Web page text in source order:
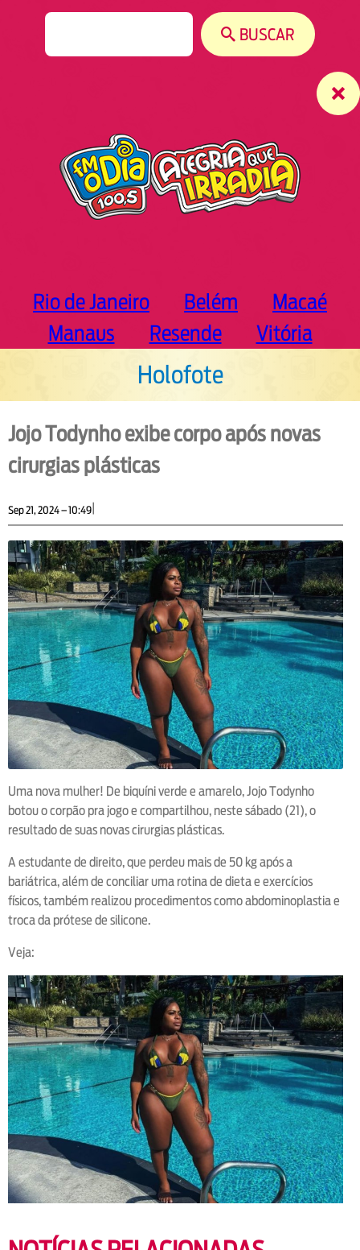
BUSCAR
Rio de Janeiro Belém
Macaé
Manaus
Resende Vitória
Holofote
Jojo Todynho exibe corpo após novas
cirurgias plásticas
Sep 21, 2024 – 10:49|
Uma nova mulher! De biquíni verde e amarelo, Jojo Todynho
botou o corpão pra jogo e compartilhou, neste sábado (21), o
resultado de suas novas cirurgias plásticas.
A estudante de direito, que perdeu mais de 50 kg após a
bariátrica, além de conciliar uma rotina de dieta e exercícios
físicos, também realizou procedimentos como abdominoplastia e
troca da prótese de silicone.
Veja: